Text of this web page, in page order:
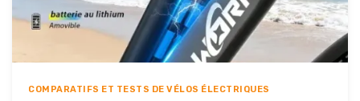
COMPARATIFS ET TESTS DE VÉLOS ÉLECTRIQUES